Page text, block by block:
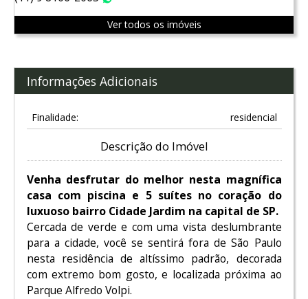
Ver todos os imóveis
Informações Adicionais
Finalidade: residencial
Descrição do Imóvel
Venha desfrutar do melhor nesta magnífica
casa com piscina e 5 suítes no coração do
luxuoso bairro Cidade Jardim na capital de SP.
Cercada de verde e com uma vista deslumbrante
para a cidade, você se sentirá fora de São Paulo
nesta residência de altíssimo padrão, decorada
com extremo bom gosto, e localizada próxima ao
Parque Alfredo Volpi.